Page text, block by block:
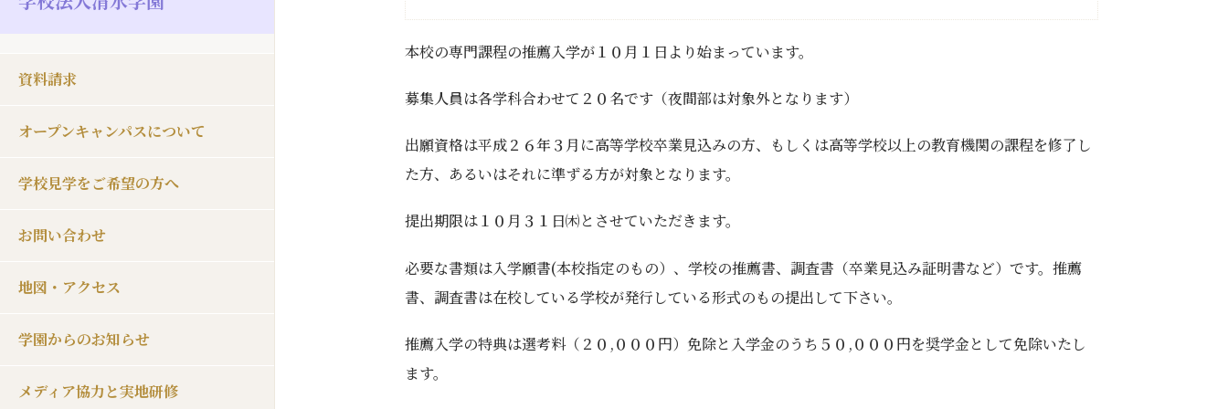
資料請求
オープンキャンパスについて
学校見学をご希望の方へ
お問い合わせ
地図・アクセス
学園からのお知らせ
メディア協力と実地研修
本校の専門課程の推薦入学が１０月１日より始まっています。
募集人員は各学科合わせて２０名です（夜間部は対象外となります）
出願資格は平成２６年３月に高等学校卒業見込みの方、もしくは高等学校以上の教育機関の課程を修了し
た方、あるいはそれに準ずる方が対象となります。
提出期限は１０月３１日㈭とさせていただきます。
必要な書類は入学願書(本校指定のもの）、学校の推薦書、調査書（卒業見込み証明書など）です。推薦
書、調査書は在校している学校が発行している形式のもの提出して下さい。
推薦入学の特典は選考料（２０,０００円）免除と入学金のうち５０,０００円を奨学金として免除いたし
ます。